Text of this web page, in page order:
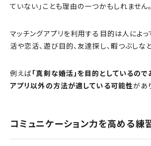
ていない」ことも理由の一つかもしれません。
マッチングアプリを利用する目的は人によっ
活や恋活、遊び目的、友達探し、暇つぶしな
例えば「真剣な婚活」を目的としているので
アプリ以外の方法が適している可能性があ
コミュニケーション力を高める練